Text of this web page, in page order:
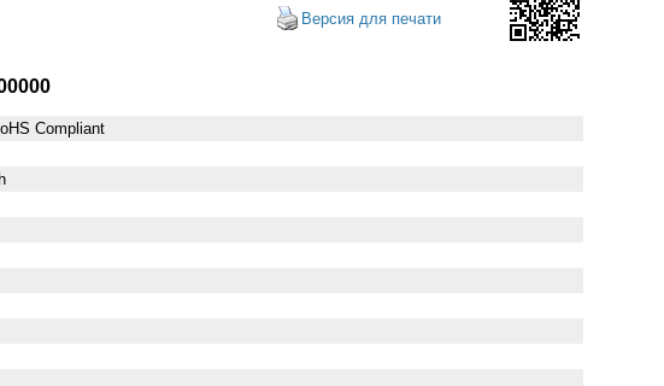
Версия для печати
Compliant